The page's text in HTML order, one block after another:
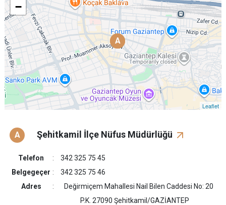
A
A
−
Leaflet
A Şehitkamil İlçe Nüfus Müdürlüğü
Telefon
342 325 75 45
Belgegeçer
342 325 75 46
Adres
Değirmiçem Mahallesi Nail Bilen Caddesi No: 20
P.K. 27090 Şehitkamil/GAZİANTEP